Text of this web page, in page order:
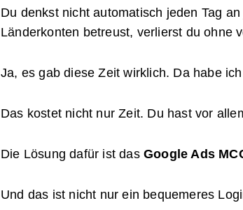
Du denkst nicht automatisch jeden Tag
Länderkonten betreust, verlierst du ohne
Ja, es gab diese Zeit wirklich. Da habe
Das kostet nicht nur Zeit. Du hast vor
Die Lösung dafür ist das Google Ads
Und das ist nicht nur ein bequemeres